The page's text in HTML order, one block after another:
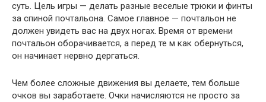
суть. Цель игры — делать разные веселые трюки и финты
за спиной почтальона. Самое главное — почтальон не
должен увидеть вас на двух ногах. Время от времени
почтальон оборачивается, а перед те м как обернуться,
он начинает нервно дергаться.
Чем более сложные движения вы делаете, тем больше
очков вы заработаете. Очки начисляются не просто за